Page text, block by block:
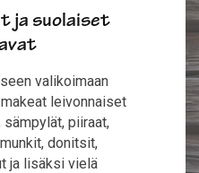
ja suolaiset
valikoimaan
leivonnaiset
piiraat,
donitsit,
ja lisäksi vielä